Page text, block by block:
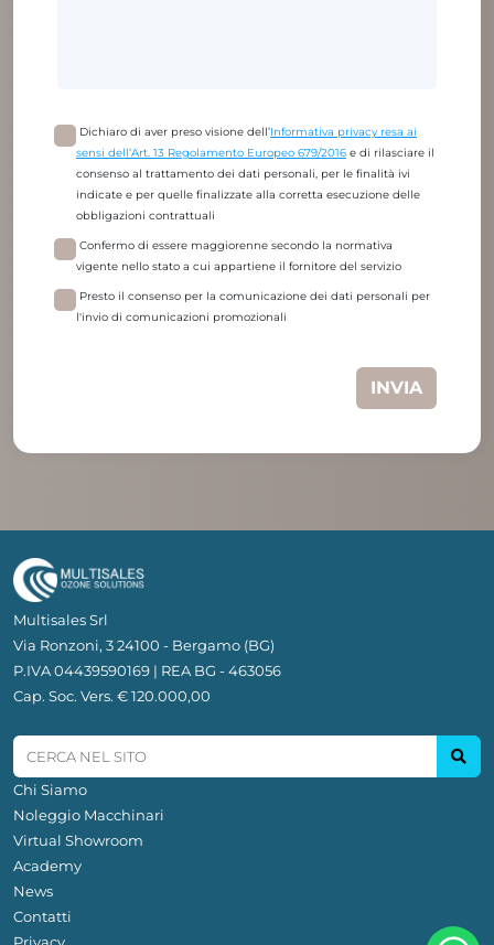
Dichiaro di aver preso visione dell’Informativa privacy resa ai
sensi dell’Art. 13 Regolamento Europeo 679/2016 e di rilasciare il
consenso al trattamento dei dati personali, per le finalità ivi
indicate e per quelle finalizzate alla corretta esecuzione delle
obbligazioni contrattuali
Confermo di essere maggiorenne secondo la normativa
vigente nello stato a cui appartiene il fornitore del servizio
Presto il consenso per la comunicazione dei dati personali per
l'invio di comunicazioni promozionali
INVIA
Multisales Srl
Via Ronzoni, 3 24100 - Bergamo (BG)
P.IVA 04439590169 | REA BG - 463056
Cap. Soc. Vers. € 120.000,00
Chi Siamo
Noleggio Macchinari
Virtual Showroom
Academy
News
Contatti